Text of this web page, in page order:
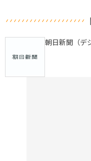
朝日新聞（デ